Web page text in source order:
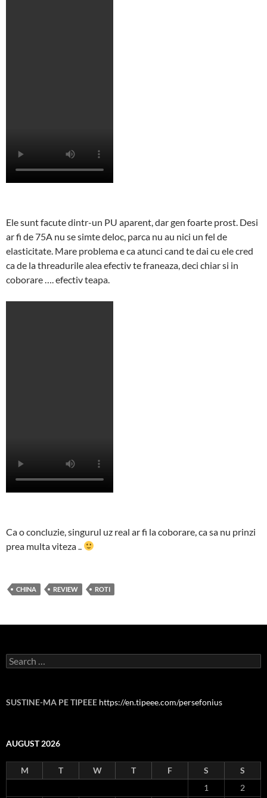
Ele sunt facute dintr-un PU aparent, dar gen foarte prost. Desi
ar fi de 75A nu se simte deloc, parca nu au nici un fel de
elasticitate. Mare problema e ca atunci cand te dai cu ele cred
ca de la threadurile alea efectiv te franeaza, deci chiar si in
coborare …. efectiv teapa.
Ca o concluzie, singurul uz real ar fi la coborare, ca sa nu prinzi
prea multa viteza ..
CHINA REVIEW ROTI
Search
for:
SUSTINE-MA PE TIPEEE https://en.tipeee.com/persefonius
AUGUST 2026
M T W T F S
S
1
2